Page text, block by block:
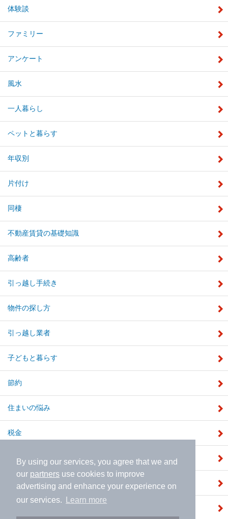
By using our services, you agree that we and
our partners use cookies to improve
advertising and enhance your experience on
our services.
Learn more
体験談
ファミリー
アンケート
風水
一人暮らし
ペットと暮らす
年収別
片付け
同棲
不動産賃貸の基礎知識
高齢者
引っ越し手続き
物件の探し方
引っ越し業者
子どもと暮らす
節約
住まいの悩み
税金
補助金
注文住宅